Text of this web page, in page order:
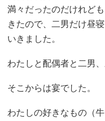
満々だったのだけれど
きたので、二男だけ昼
いきました。
わたしと配偶者と二男
そこからは宴でした。
わたしの好きなもの（